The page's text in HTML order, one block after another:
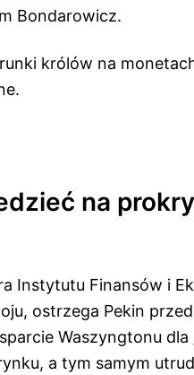
Bondarowicz.
królów na
na
Instytutu Finansów i
ostrzega Pekin
Waszyngtonu
a tym samym